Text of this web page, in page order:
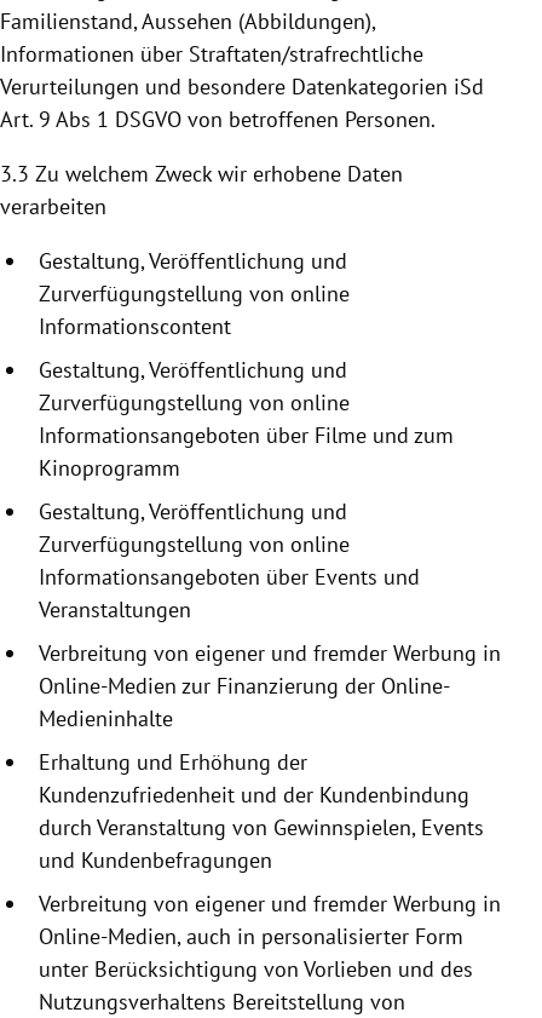
Familienstand, Aussehen (Abbildungen),
Informationen über Straftaten/strafrechtliche
Verurteilungen und besondere Datenkategorien iSd
Art. 9 Abs 1 DSGVO von betroffenen Personen.
3.3 Zu welchem Zweck wir erhobene Daten
verarbeiten
Gestaltung, Veröffentlichung und
Zurverfügungstellung von online
Informationscontent
Gestaltung, Veröffentlichung und
Zurverfügungstellung von online
Informationsangeboten über Filme und zum
Kinoprogramm
Gestaltung, Veröffentlichung und
Zurverfügungstellung von online
Informationsangeboten über Events und
Veranstaltungen
Verbreitung von eigener und fremder Werbung in
Online-Medien zur Finanzierung der Online-
Medieninhalte
Erhaltung und Erhöhung der
Kundenzufriedenheit und der Kundenbindung
durch Veranstaltung von Gewinnspielen, Events
und Kundenbefragungen
Verbreitung von eigener und fremder Werbung in
Online-Medien, auch in personalisierter Form
unter Berücksichtigung von Vorlieben und des
Nutzungsverhaltens Bereitstellung von